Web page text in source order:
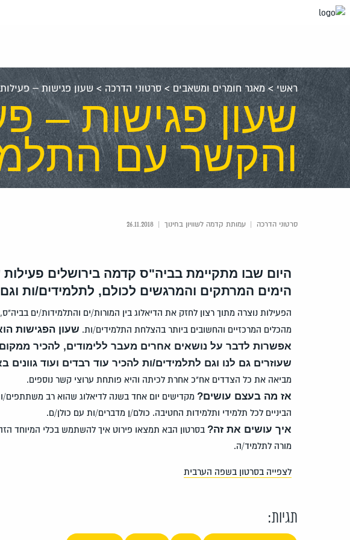
עבור
ראשי>מאגר חומרים ומשאבים>סרטוני הדרכה > שעון פגישות –
שעון פגישות –
והקשר עם
סרטוני הדרכה עמותת קדמה לשוויון בחינוך
היום שבו מתקיימת בביה"ס קדמה בירושלים
הימים המרתקים והמרגשים לכולם, לתלמידים/ות
הפעילות נוצרה מתוך רצון לחזק את הדיאלוג בין המורות/ים והתלמידות/ים
מהכלים המרכזיים והחשובים ביותר בהצלחת התלמידים/ות. שעון הפגישות
אפשרות לדבר על נושאים אחרים מעבר ללימודים, להכיר
שעוזרים גם לנו וגם לתלמידים/ות להכיר עוד רבדים ועוד
מביאה את כל הצדדים אח"כ אחרת לכיתה והיא פותחת ערוצי קשר נוספים.
אז מה בעצם עושים? מקדישים יום אחד בשנה לדיאלוג שהוא רב משתתפים/
הביניים לכל תלמידי ותלמידות החטיבה. כולם/ן מדברים/ות עם כולן/ם.
איך עושים את זה? בסרטון הבא תמצאו פירוט איך להשתמש בכלי המיוחד
מורה לתלמיד/ה.
לצפייה בסרטון בשפה הערבית
תגיות: